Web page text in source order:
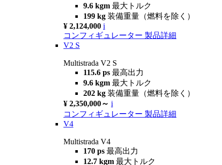
9.6 kgm 最大トルク
199 kg 装備重量（燃料を除く）
¥ 2,124,000 i
コンフィギュレーター 製品詳細
V2 S
Multistrada V2 S
115.6 ps 最高出力
9.6 kgm 最大トルク
202 kg 装備重量（燃料を除く）
¥ 2,350,000～ i
コンフィギュレーター 製品詳細
V4
Multistrada V4
170 ps 最高出力
12.7 kgm 最大トルク